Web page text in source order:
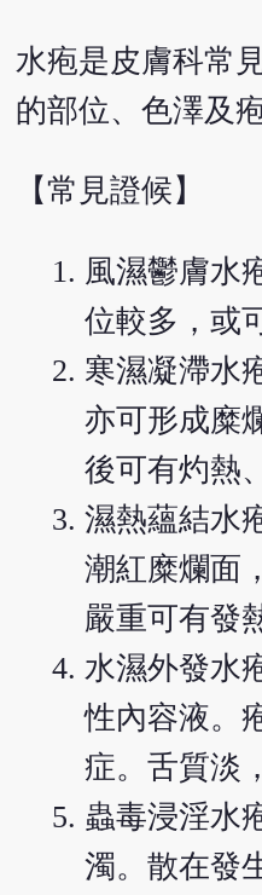
水疱是皮膚科常
的部位、色澤及
【常見證候】
風濕鬱膚水
位較多，或
寒濕凝滯水
亦可形成糜
後可有灼熱
濕熱蘊結水
潮紅糜爛面
嚴重可有發
水濕外發水
性內容液。
症。舌質淡
蟲毒浸淫水
濁。散在發